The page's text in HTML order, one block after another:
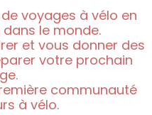
voyages à vélo en
le monde.
et vous donner des
votre prochain
communauté
à vélo.